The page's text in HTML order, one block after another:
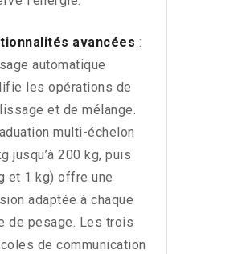
avancées :
automatique
les opérations de
et de mélange.
multi-échelon
jusqu’à 200 kg, puis
et 1 kg) offre une
adaptée à chaque
de pesage. Les trois
de communication